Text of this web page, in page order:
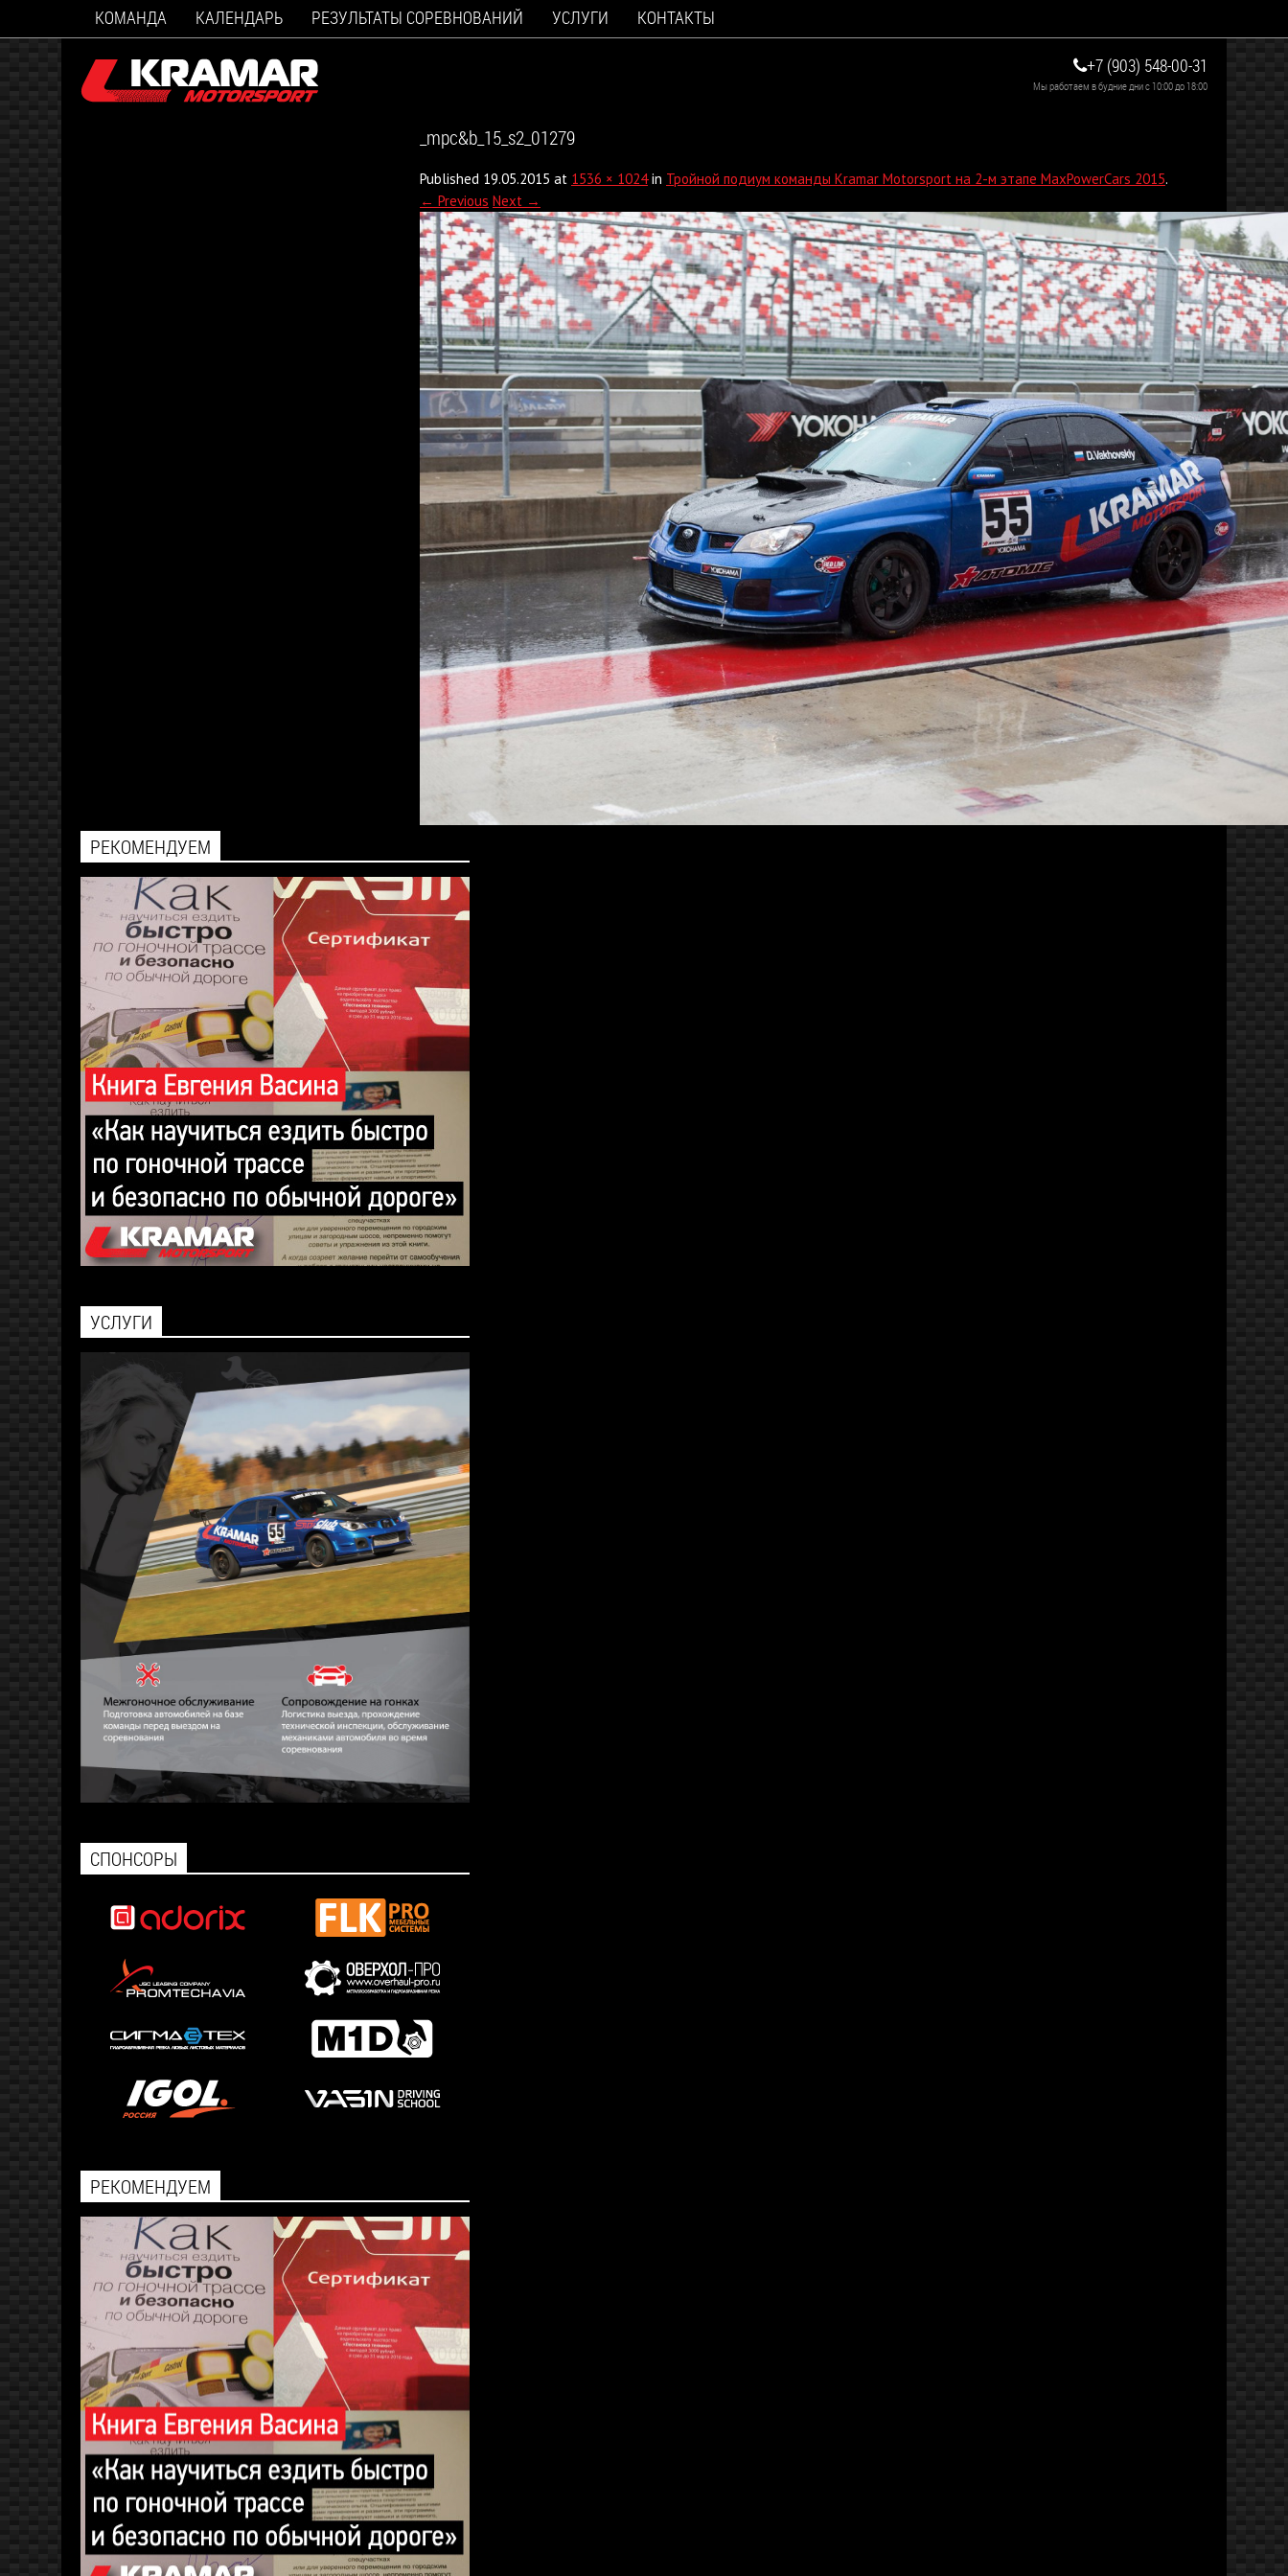
КОМАНДА КАЛЕНДАРЬ РЕЗУЛЬТАТЫ СОРЕВНОВАНИЙ УСЛУГИ КОНТАКТЫ
+7 (903) 548-00-31
Мы работаем в будние дни с 10:00 до 18:00
_mpc&b_15_s2_01279
Published 19.05.2015 at 1536 × 1024in Тройной подиум команды Kramar Motorsport на 2-м этапе MaxPowerCars 2015.
← Previous Next →
РЕКОМЕНДУЕМ
УСЛУГИ
СПОНСОРЫ
РЕКОМЕНДУЕМ